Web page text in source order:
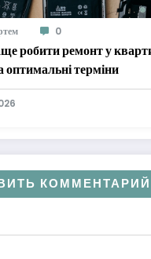
0
робити ремонт у
оптимальні терміни
КОММЕНТАРИЙ